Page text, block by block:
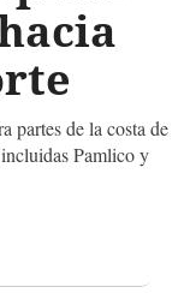
partes de la costa de
Pamlico y